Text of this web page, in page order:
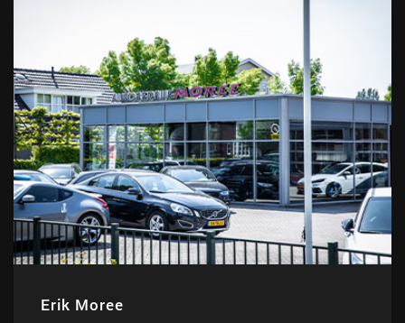
Erik Moree